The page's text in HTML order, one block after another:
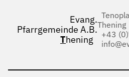
Evang.
Pfarrgemeinde A.B.
Thening
Thening
+43